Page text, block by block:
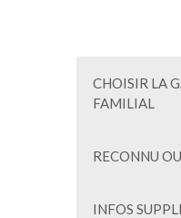
CHOISIR LA
FAMILIAL
RECONNU
INFOS